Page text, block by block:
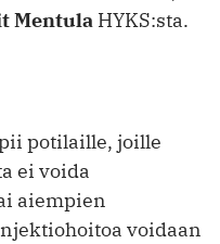
Mentula HYKS:sta.
potilaille, joille
ei voida
aiempien
voidaan